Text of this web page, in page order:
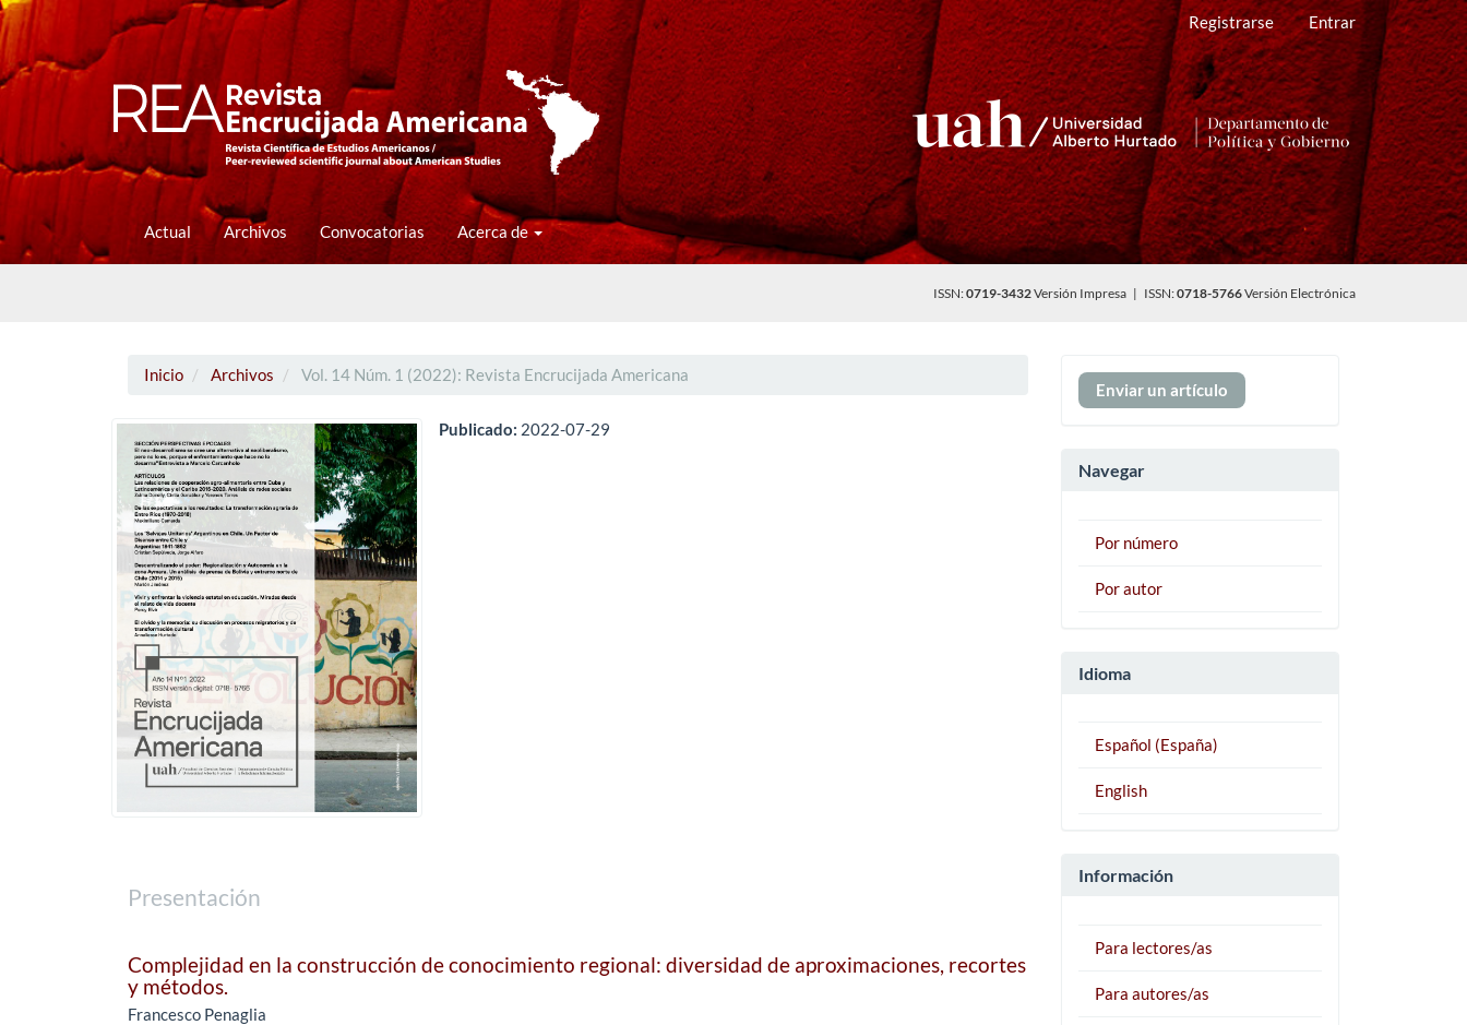
Navegación
Contenido
principal
Barra
Registrarse Entrar
Actual Archivos Convocatorias Acerca de
ISSN:0719-3432Versión Impresa | ISSN:0718-5766Versión Electrónica
Inicio Archivos Vol. 14 Núm. 1 (2022): Revista Encrucijada Americana
Publicado: 2022-07-29
Presentación
Complejidad en la construcción de conocimiento regional: diversidad de aproximaciones, recortes
y métodos.
Francesco Penaglia
Enviar
un
Enviar un artículo
Navegar
Por número
Por autor
Idioma
Español (España)
English
Información
Para lectores/as
Para autores/as